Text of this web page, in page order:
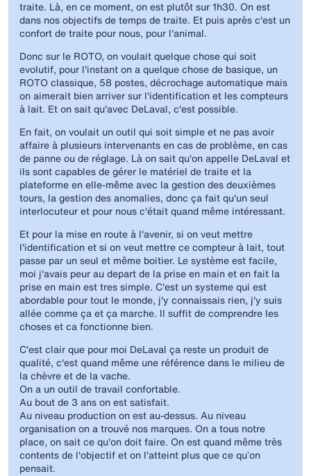
traite. Là, en ce moment, on est plutôt sur 1h30. On est
dans nos objectifs de temps de traite. Et puis après c'est un
confort de traite pour nous, pour l'animal.
Donc sur le ROTO, on voulait quelque chose qui soit
evolutif, pour l'instant on a quelque chose de basique, un
ROTO classique, 58 postes, décrochage automatique mais
on aimerait bien arriver sur l'identification et les compteurs
à lait. Et on sait qu'avec DeLaval, c'est possible.
En fait, on voulait un outil qui soit simple et ne pas avoir
affaire à plusieurs intervenants en cas de problème, en cas
de panne ou de réglage. Là on sait qu'on appelle DeLaval et
ils sont capables de gérer le matériel de traite et la
plateforme en elle-même avec la gestion des deuxièmes
tours, la gestion des anomalies, donc ça fait qu'un seul
interlocuteur et pour nous c'était quand même intéressant.
Et pour la mise en route à l'avenir, si on veut mettre
l'identification et si on veut mettre ce compteur à lait, tout
passe par un seul et même boitier. Le système est facile,
moi j'avais peur au depart de la prise en main et en fait la
prise en main est tres simple. C'est un systeme qui est
abordable pour tout le monde, j'y connaissais rien, j'y suis
allée comme ça et ça marche. II suffit de comprendre les
choses et ca fonctionne bien.
C'est clair que pour moi DeLaval ça reste un produit de
qualité, c'est quand même une référence dans le milieu de
la chèvre et de la vache.
On a un outil de travail confortable.
Au bout de 3 ans on est satisfait.
Au niveau production on est au-dessus. Au niveau
organisation on a trouvé nos marques. On a tous notre
place, on sait ce qu'on doit faire. On est quand même très
contents de l'objectif et on l'atteint plus que ce quʼon
pensait.